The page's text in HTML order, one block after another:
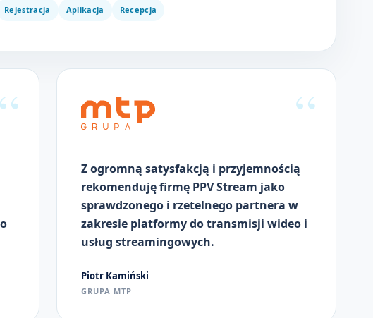
Rejestracja Aplikacja Recepcja
Z ogromną satysfakcją i przyjemnością
rekomenduję firmę PPV Stream jako
sprawdzonego i rzetelnego partnera w
zakresie platformy do transmisji wideo i
usług streamingowych.
Piotr Kamiński
GRUPA MTP